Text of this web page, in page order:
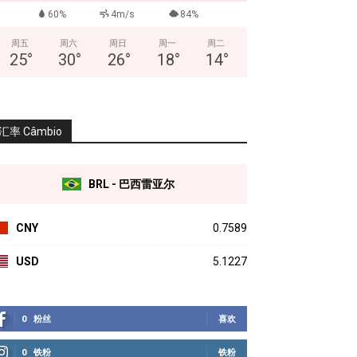
60% 4m/s 84%
周五
25°
周六
30°
周日
26°
周一
18°
周二
14°
率 Câmbio
BRL - 巴西雷亚尔
CNY 0.7589
USD 5.1227
0 粉丝 喜欢
0 铁粉 铁粉